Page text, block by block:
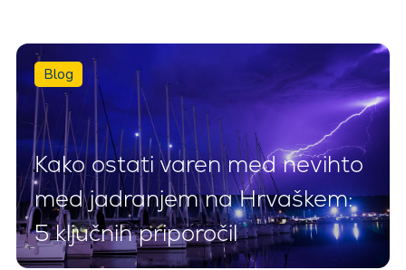
Blog
Kako ostati varen med nevihto
med jadranjem na Hrvaškem:
5 ključnih priporočil